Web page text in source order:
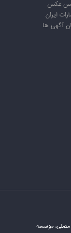
عکس
ایران
آگهی ها
مصلی، موسسه